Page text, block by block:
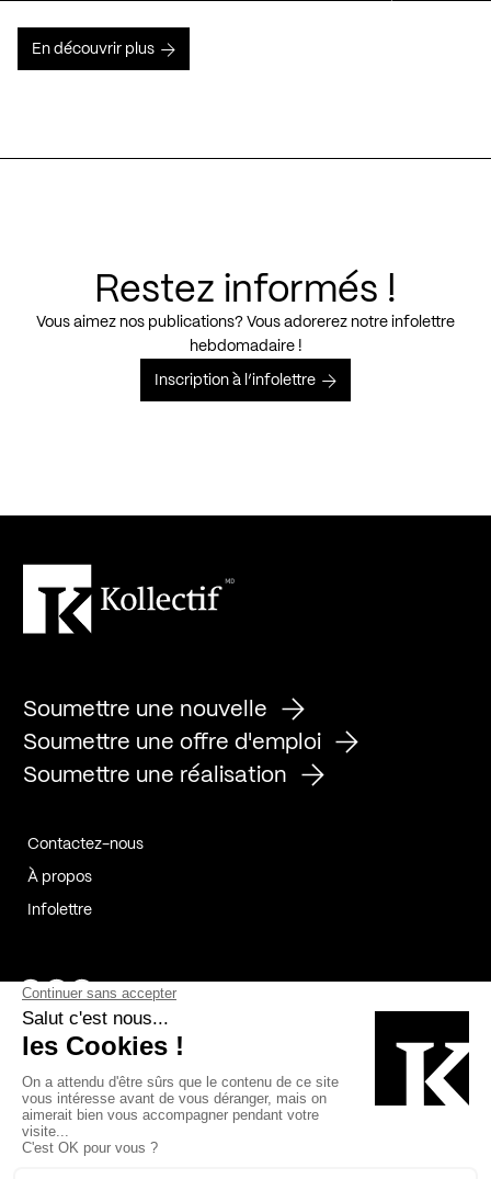
En découvrir plus
Restez informés !
Vous aimez nos publications? Vous adorerez notre infolettre
hebdomadaire !
Inscription à l’infolettre
Soumettre une nouvelle
Soumettre une offre d'emploi
Soumettre une réalisation
Contactez-nous
À propos
Infolettre
Page Facebook de Kollectif
Page Instagram de Kollectif
Page Linkedin de Kollectif
Bâtiment-Durable-Québec-1
Esquisses-1IRAC-1